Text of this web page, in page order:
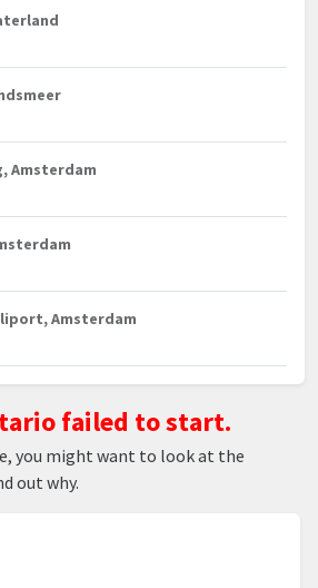
Amsterdam
Amsterdam
failed to start.
you might want to look at the
out why.